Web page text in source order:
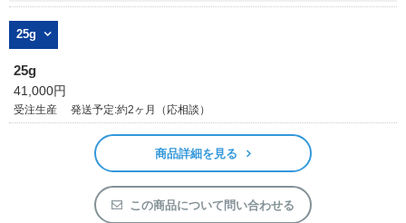
形状詳細
アウトレット
化学教材・オリジナルグッズ
25g
25g
41,000円
受注生産 発送予定:約2ヶ月（応相談）
商品詳細を見る
この商品について問い合わせる